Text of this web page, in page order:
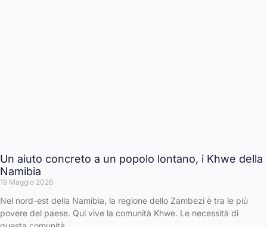
Un aiuto concreto a un popolo lontano, i Khwe della
Namibia
19 Maggio 2026
Nel nord-est della Namibia, la regione dello Zambezi è tra le più
povere del paese. Qui vive la comunità Khwe. Le necessità di